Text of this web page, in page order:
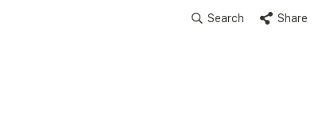
Search Share